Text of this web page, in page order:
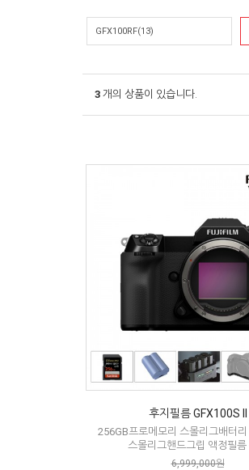
GFX100RF(13)
3 개의 상품이 있습니다.
후지필름 GFX100S II
256GB프로메모리 스몰리그배터리
스몰리그핸드그립 액정필름
6,999,000원